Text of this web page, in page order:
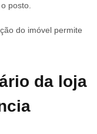
posto.
do imóvel permite
da loja